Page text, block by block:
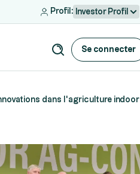
Profil: Investor Profil
Se connecter
dans l’agriculture indoor